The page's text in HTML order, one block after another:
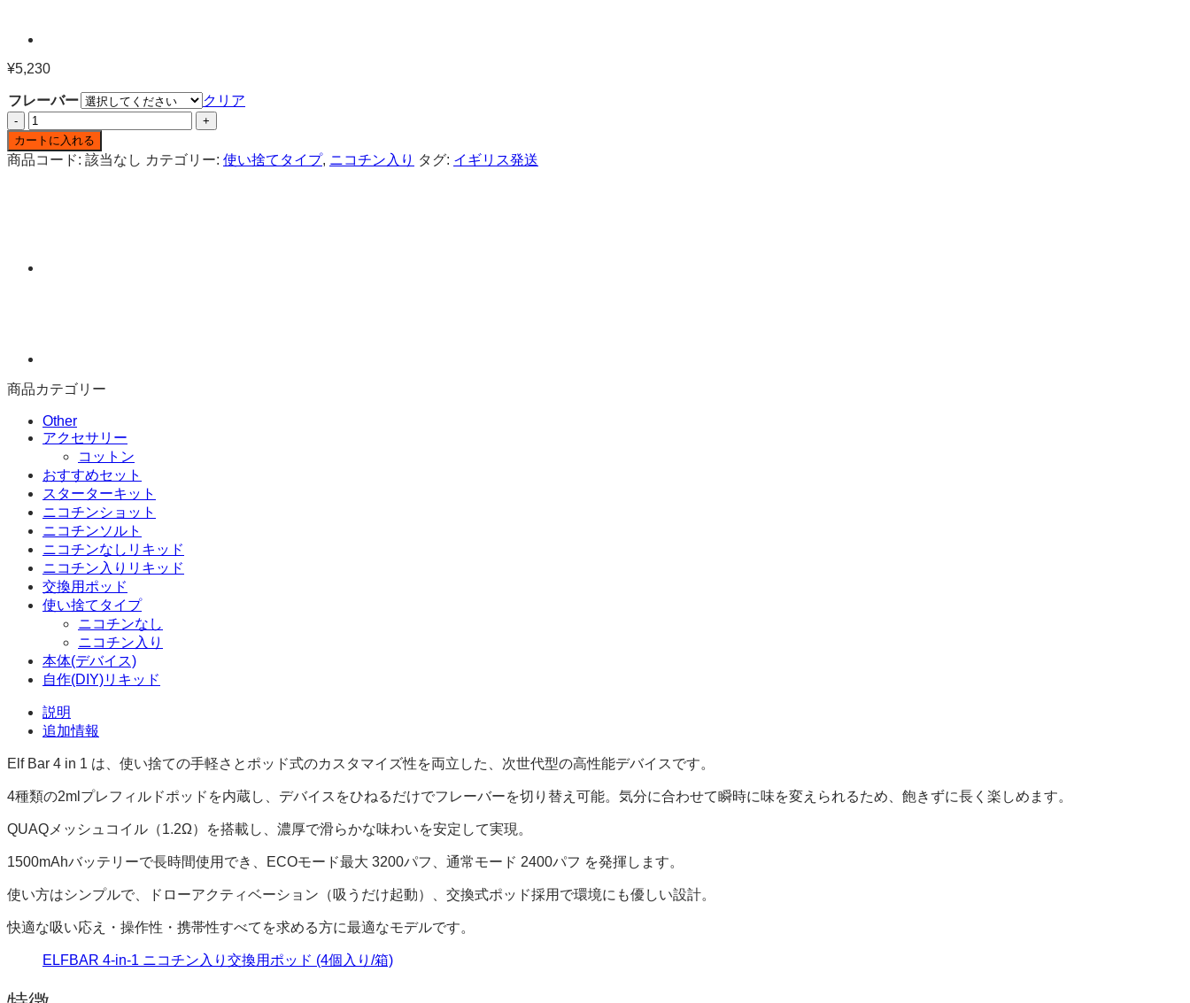
¥5,230
フレーバー
クリア
Elf
Bar
4
in
入
て
ベ
プ
個
カートに入れる
商品コード: 該当なし カテゴリー: 使い捨てタイプ, ニコチン入り タグ: イギリス発送
商品カテゴリー
Other
アクセサリー
コットン
おすすめセット
スターターキット
ニコチンショット
ニコチンソルト
ニコチンなしリキッド
ニコチン入りリキッド
交換用ポッド
使い捨てタイプ
ニコチンなし
ニコチン入り
本体(デバイス)
自作(DIY)リキッド
説明
追加情報
Elf Bar 4 in 1 は、使い捨ての手軽さとポッド式のカスタマイズ性を両立した、次世代型の高性能デバイスです。
4種類の2mlプレフィルドポッドを内蔵し、デバイスをひねるだけでフレーバーを切り替え可能。気分に合わせて瞬時に味を変えられるため、飽きずに長く楽しめます。
QUAQメッシュコイル（1.2Ω）を搭載し、濃厚で滑らかな味わいを安定して実現。
1500mAhバッテリーで長時間使用でき、ECOモード最大 3200パフ、通常モード 2400パフ を発揮します。
使い方はシンプルで、ドローアクティベーション（吸うだけ起動）、交換式ポッド採用で環境にも優しい設計。
快適な吸い応え・操作性・携帯性すべてを求める方に最適なモデルです。
ELFBAR 4-in-1 ニコチン入り交換用ポッド (4個入り/箱)